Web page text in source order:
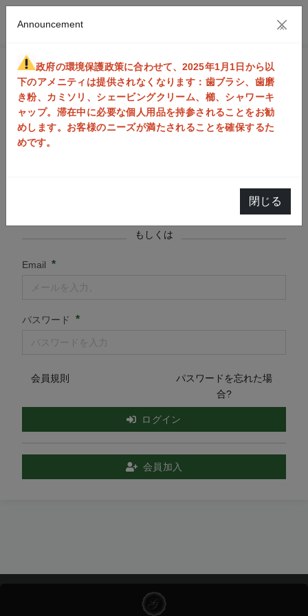
Go Booking ログイン
ログイン
もしくは
Email *
パスワード *
会員規則
パスワードを忘れた場
合?
ログイン
会員加入
Announcement ×
政府の環境保護政策に合わせて、2025年1月1日から以
下のアメニティは提供されなくなります：歯ブラシ、歯磨
き粉、カミソリ、シェービングクリーム、櫛、シャワーキ
ャップ。滞在中に必要な個人用品を持参されることをお勧
めします。お客様のニーズが満たされることを確保するた
めです。
閉じる